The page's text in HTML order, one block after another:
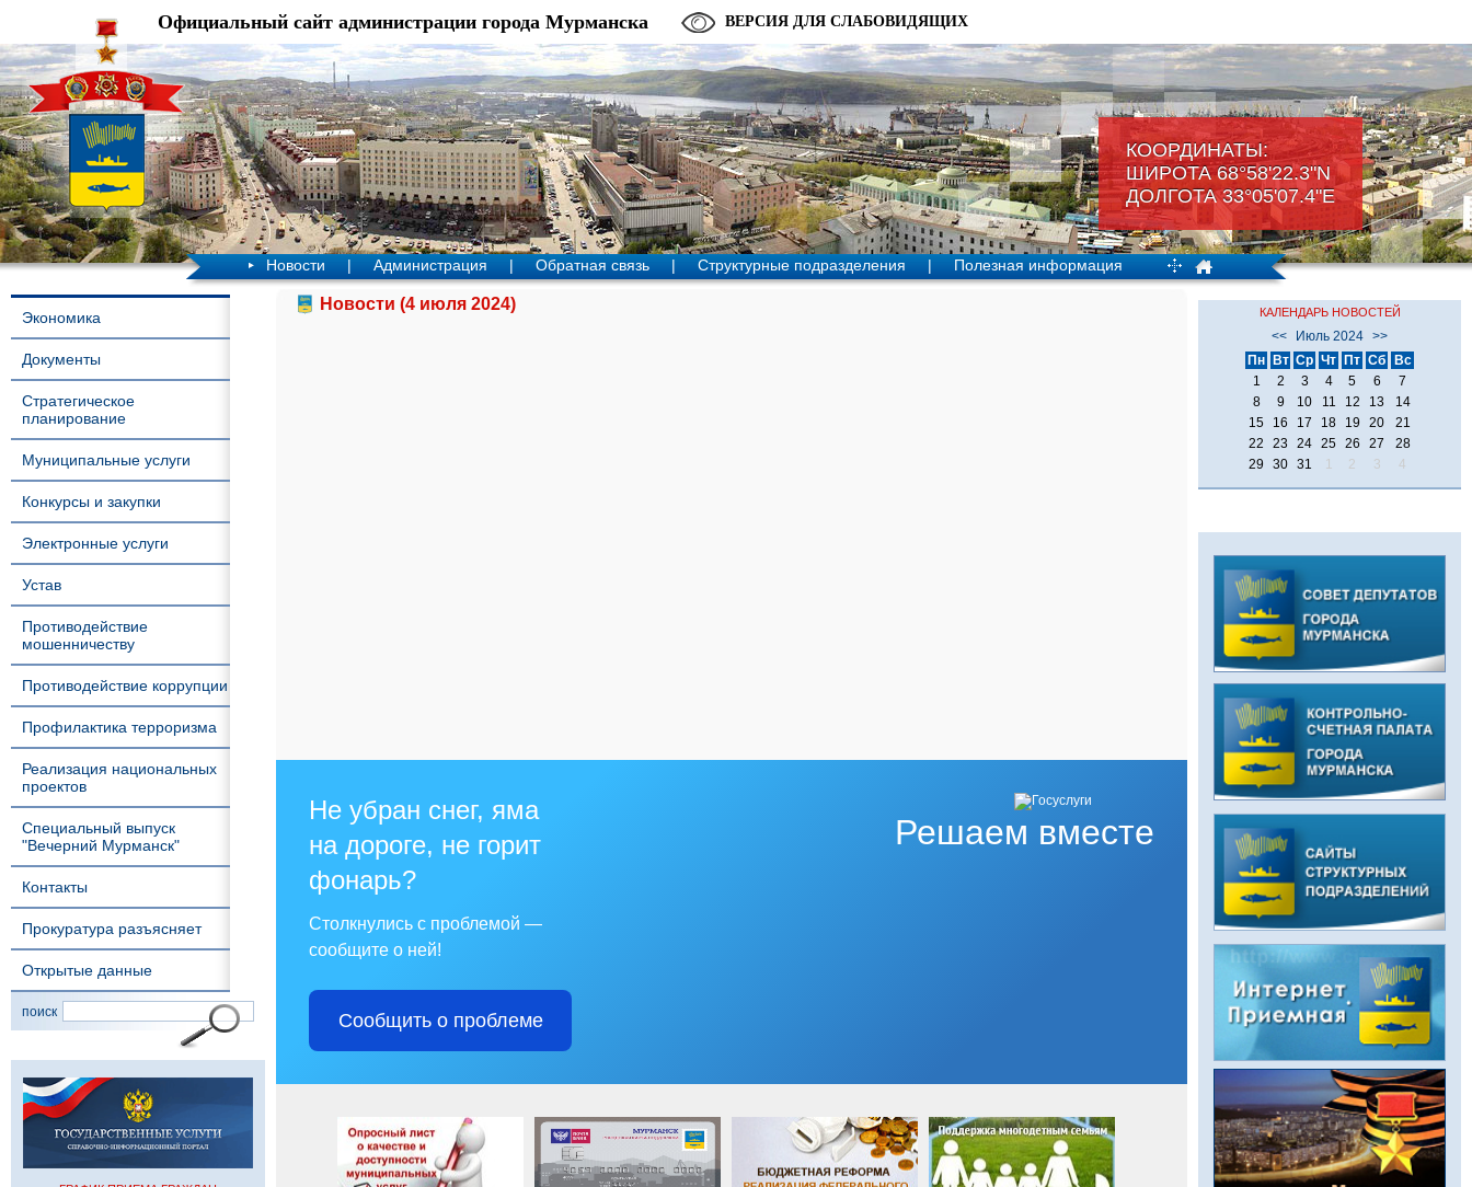
КООРДИНАТЫ:
ШИРОТА 68°58'22.3"N
ДОЛГОТА 33°05'07.4"Е
Официальный сайт администрации города Мурманска ВЕРСИЯ ДЛЯ СЛАБОВИДЯЩИХ
Новости | Администрация | Обратная связь | Структурные подразделения | Полезная информация
Экономика
Документы
Стратегическое
планирование
Муниципальные услуги
Конкурсы и закупки
Электронные услуги
Устав
Противодействие
мошенничеству
Противодействие коррупции
Профилактика терроризма
Реализация национальных
проектов
Специальный выпуск
"Вечерний Мурманск"
Контакты
Прокуратура разъясняет
Открытые данные
поиск
Новости (4 июля 2024)
Решаем вместе
Не убран снег, яма
на дороге, не горит
фонарь?
Столкнулись с проблемой —
сообщите о ней!
Сообщить о проблеме
КАЛЕНДАРЬ НОВОСТЕЙ
<< Июль 2024 >>
Пн
Вт Ср Чт Пт Сб
Вс
1
2 3 4 5 6
7
8
9 10 11 12 13
14
15
16 17 18 19 20
21
22
23 24 25 26 27
28
29
30 31 1 2 3 4